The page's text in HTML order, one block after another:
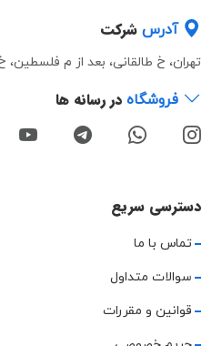
آدرس شرکت
تهران، خ طالقانی، بعد از م فلسطین، خ
فروشگاه در رسانه ها
دسترسی سریع
تماس با ما
سوالات متداول
قوانین و مقررات